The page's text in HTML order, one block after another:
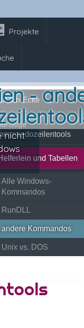
Projekte
Ecke
und Tabellen
Alle Windows-
Kommandos
RunDLL
andere Kommandos
Unix vs. DOS
-
nicht